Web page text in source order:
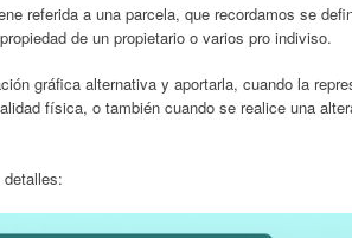
referida a una parcela, que recordamos se
de un propietario o varios pro indiviso.
gráfica alternativa y aportarla, cuando la
física, o también cuando se realice una